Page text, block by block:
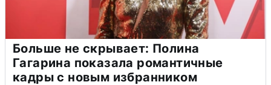
Больше не скрывает: Полина
Гагарина показала романтичные
кадры с новым избранником